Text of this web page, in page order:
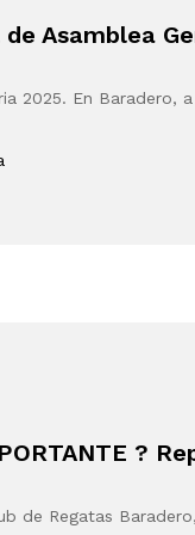
Asamblea
2025. En Baradero,
?
de Regatas